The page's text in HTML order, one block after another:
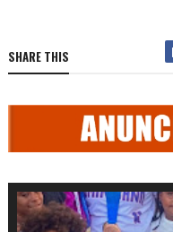
SHARE THIS